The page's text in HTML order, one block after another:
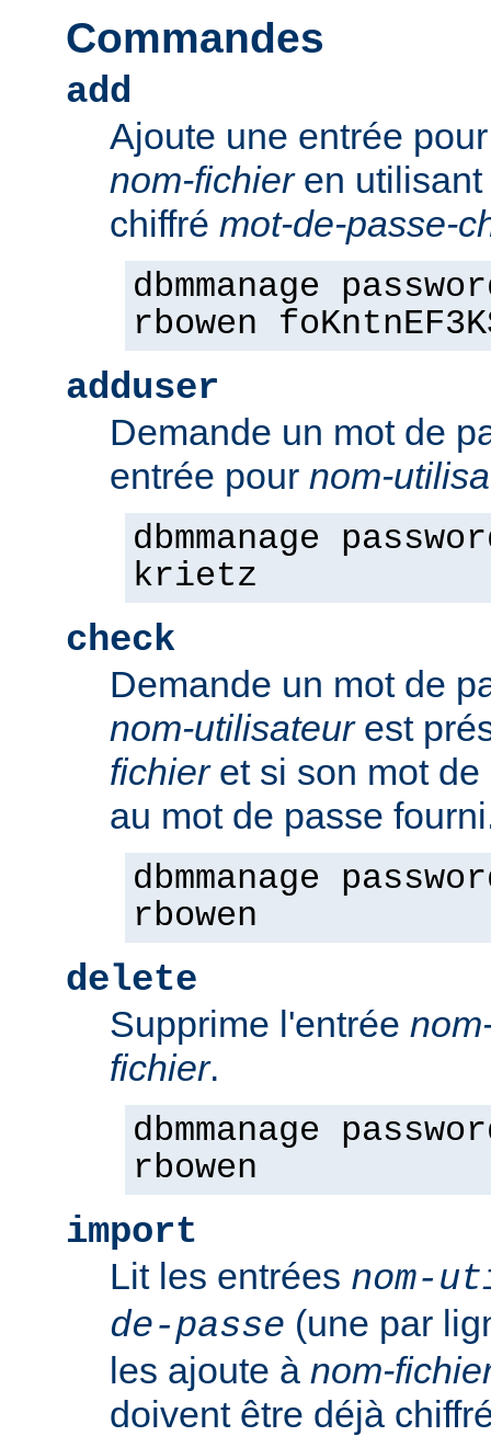
Commandes
add
Ajoute une entrée
nom-fichieren utilisant
chiffré mot-de-passe-
dbmmanage
rbowen
adduser
Demande un mot de
entrée pour nom-
dbmmanage
krietz
check
Demande un mot de
nom-utilisateurest
fichieret si son mot de
au mot de passe
dbmmanage
rbowen
delete
Supprime l'entrée
fichier.
dbmmanage
rbowen
import
Lit les entrées nom-
de-passe (une par
les ajoute à nom-
doivent être déjà